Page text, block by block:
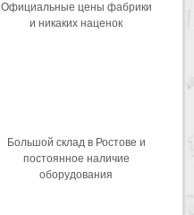
Официальные цены фабрики
и никаких наценок
Большой склад в Ростове и
постоянное наличие
оборудования